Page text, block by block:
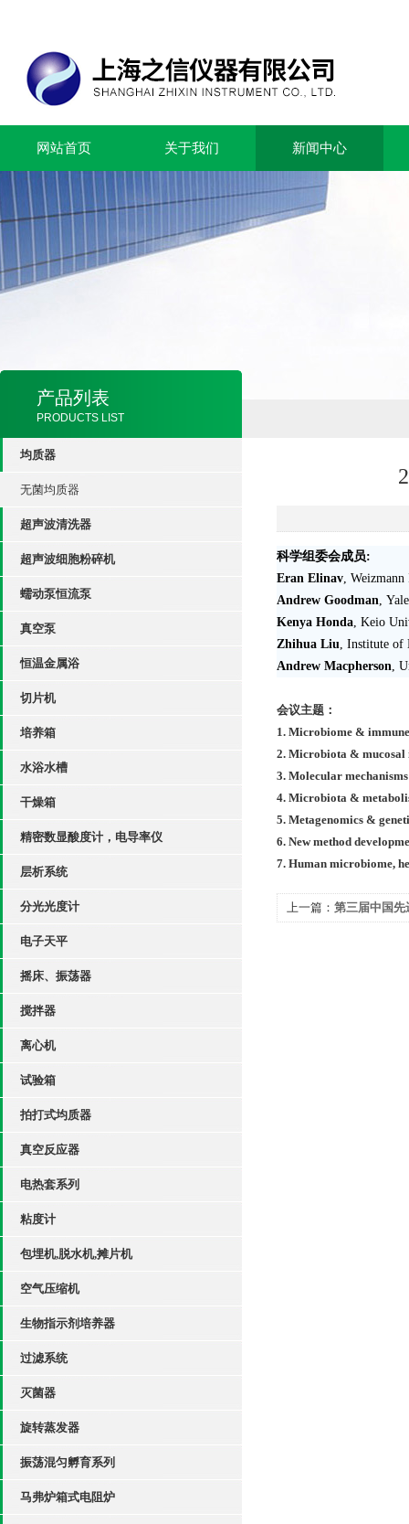
网站首页 关于我们 新闻中心
产品列表
PRODUCTS LIST
均质器
无菌均质器
超声波清洗器
超声波细胞粉碎机
蠕动泵恒流泵
真空泵
恒温金属浴
切片机
培养箱
水浴水槽
干燥箱
精密数显酸度计，电导率仪
层析系统
分光光度计
电子天平
摇床、振荡器
搅拌器
离心机
试验箱
拍打式均质器
真空反应器
电热套系列
粘度计
包埋机,脱水机,摊片机
空气压缩机
生物指示剂培养器
过滤系统
灭菌器
旋转蒸发器
振荡混匀孵育系列
马弗炉箱式电阻炉
科学组委会成员:
Eran Elinav,
Andrew Goodman,
Kenya Honda, Keio
Zhihua Liu, Institute of
Andrew Macpherson,
会议主题：
1. Microbiome &
2. Microbiota &
3. Molecular
4. Microbiota &
5. Metagenomics &
6. New method
7. Human microbiome,
上一篇： 第三届中国先